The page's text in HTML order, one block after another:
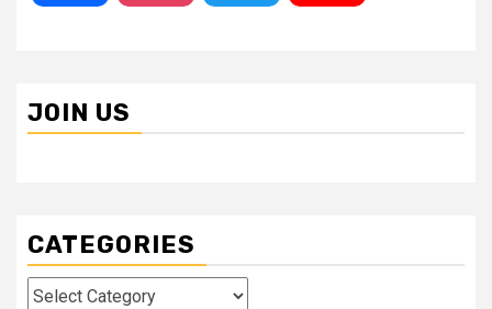
JOIN US
CATEGORIES
Categories